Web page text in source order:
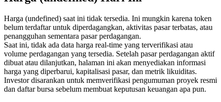
USDT Berjangka
Kontrak berjangka menggunakan USDT sebagai jaminannya
Harga (undefined) saat ini tidak tersedia. Ini mungkin karena token
belum terdaftar untuk diperdagangkan, aktivitas pasar terbatas, atau
penangguhan sementara pasar perdagangan.
Saat ini, tidak ada data harga real-time yang terverifikasi atau
volume perdagangan yang tersedia. Setelah pasar perdagangan aktif
dibuat atau dilanjutkan, halaman ini akan menyediakan informasi
harga yang diperbarui, kapitalisasi pasar, dan metrik likuiditas.
Investor disarankan untuk memverifikasi pengumuman proyek resmi
dan daftar bursa sebelum membuat keputusan keuangan apa pun.